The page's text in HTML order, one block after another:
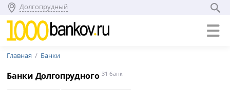
Долгопрудный
Главная Банки
Банки Долгопрудного 31 банк